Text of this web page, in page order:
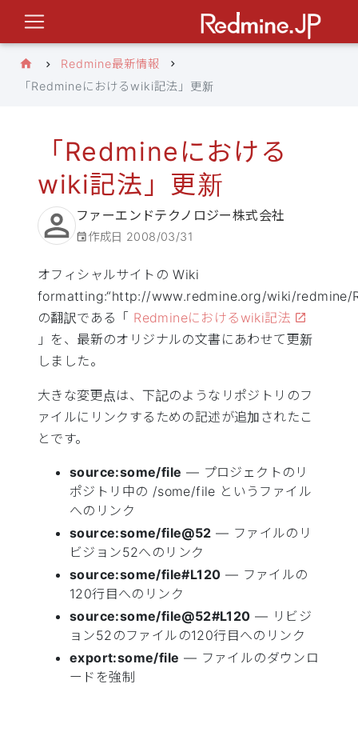
Redmine最新情報
「Redmineにおけるwiki記法」更新
「Redmineにおける
wiki記法」更新
ファーエンドテクノロジー株式会社
作成日 2008/03/31
オフィシャルサイトの Wiki
formatting:“http://www.redmine.org/wiki/redmine/
の翻訳である「 Redmineにおけるwiki記法
」を、最新のオリジナルの文書にあわせて更新
しました。
大きな変更点は、下記のようなリポジトリのフ
ァイルにリンクするための記述が追加されたこ
とです。
source:some/file — プロジェクトのリ
ポジトリ中の /some/file というファイル
へのリンク
source:some/file@52 — ファイルのリ
ビジョン52へのリンク
source:some/file#L120 — ファイルの
120行目へのリンク
source:some/file@52#L120 — リビジ
ョン52のファイルの120行目へのリンク
export:some/file — ファイルのダウンロ
ードを強制